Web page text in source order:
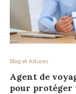
Blog et Astuces
Agent de
pour